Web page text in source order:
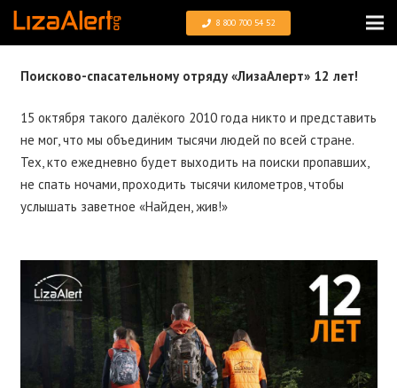
8 800 700 54 52
Поисково-спасательному отряду «ЛизаАлерт» 12 лет!
15 октября такого далёкого 2010 года никто и представить
не мог, что мы объединим тысячи людей по всей стране.
Тех, кто ежедневно будет выходить на поиски пропавших,
не спать ночами, проходить тысячи километров, чтобы
услышать заветное «Найден, жив!»